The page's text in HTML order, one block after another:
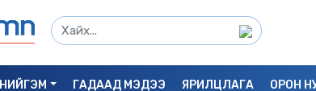
НИЙГЭМ ГАДААД МЭДЭЭ ЯРИЛЦЛАГА ОРОН